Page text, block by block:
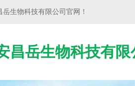
岳生物科技有限公司 官网！
昌岳生物科技有限